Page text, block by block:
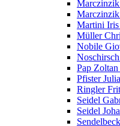
Marczinzik
Martini Iris
Müller
Nobile
Pap
Pfister
Ringler
Seidel
Seidel